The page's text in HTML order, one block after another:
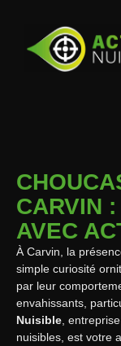
CARVIN
AVEC
À Carvin, la
simple curiosité
par leur
envahissants,
Nuisible ,
nuisibles, est votre